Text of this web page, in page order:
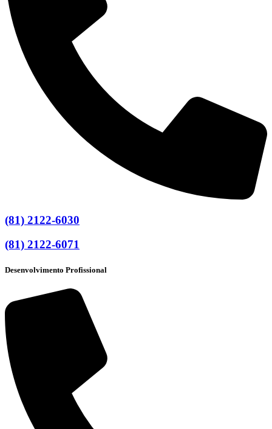
(81) 2122-6030
(81) 2122-6071
Desenvolvimento Profissional